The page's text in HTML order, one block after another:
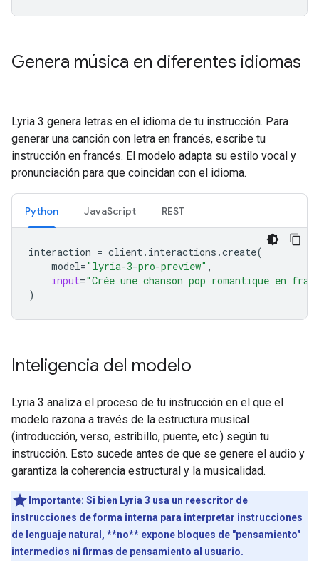
Genera música en diferentes idiomas
Lyria 3 genera letras en el idioma de tu instrucción. Para
generar una canción con letra en francés, escribe tu
instrucción en francés. El modelo adapta su estilo vocal y
pronunciación para que coincidan con el idioma.
Python JavaScript REST
interaction = client. interactions .create(
model="lyria-3-pro-preview" ,
input="Crée une chanson pop romantique en
)
Inteligencia del modelo
Lyria 3 analiza el proceso de tu instrucción en el que el
modelo razona a través de la estructura musical
(introducción, verso, estribillo, puente, etc.) según tu
instrucción. Esto sucede antes de que se genere el audio y
garantiza la coherencia estructural y la musicalidad.
Importante: Si bien Lyria 3 usa un reescritor de
instrucciones de forma interna para interpretar instrucciones
de lenguaje natural, **no** expone bloques de "pensamiento"
intermedios ni firmas de pensamiento al usuario.